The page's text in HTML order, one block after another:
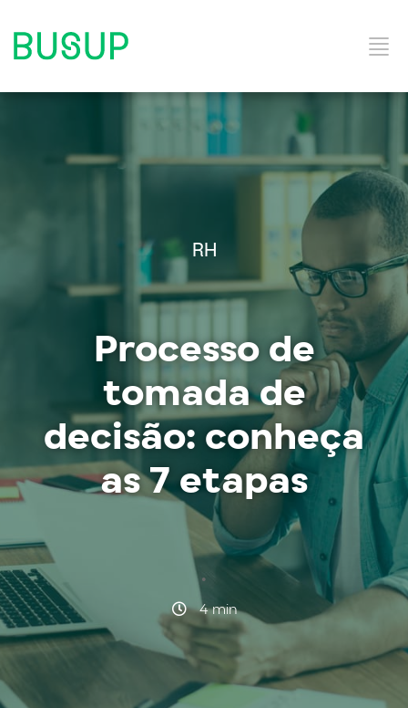
Ebooks
Soluções e Serviços
RH
Processo de
tomada de
decisão: conheça
as 7 etapas
·
4 min